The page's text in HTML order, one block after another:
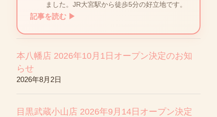
ました。JR大宮駅から徒歩5分の好立地です。
記事を読む ▶
本八幡店 2026年10月1日オープン決定のお知
らせ
2026年8月2日
目黒武蔵小山店 2026年9月14日オープン決定